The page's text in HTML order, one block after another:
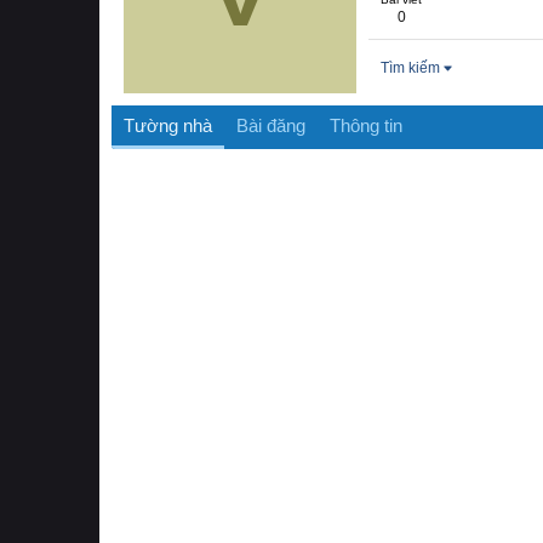
0
Tìm kiếm
Tường nhà Bài đăng Thông tin